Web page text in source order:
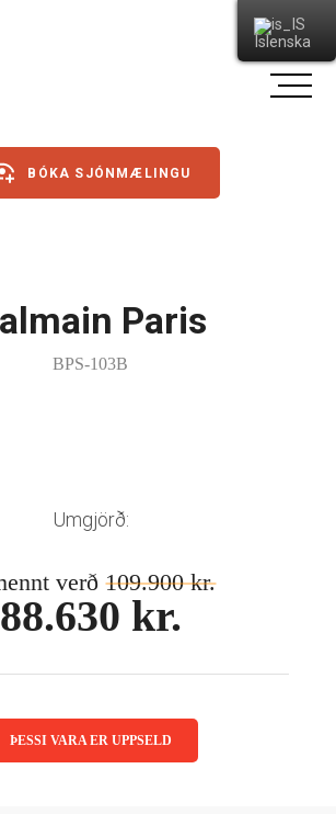
og sprey
BÓKA SJÓNMÆLINGU
Paris
BPS-103B
Umgjörð:
verð109.900 kr.
88.630 kr.
ÞESSI VARA ER UPPSELD
Íslenska